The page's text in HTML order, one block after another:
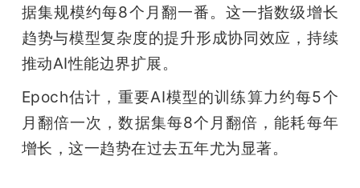
据集规模约每8个月翻一番。这一指数级增长
趋势与模型复杂度的提升形成协同效应，持续
推动AI性能边界扩展。
Epoch估计，重要AI模型的训练算力约每5个
月翻倍一次，数据集每8个月翻倍，能耗每年
增长，这一趋势在过去五年尤为显著。